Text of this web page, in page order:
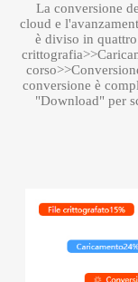
La conversione
cloud e
è diviso in
conversione è
"Download" per